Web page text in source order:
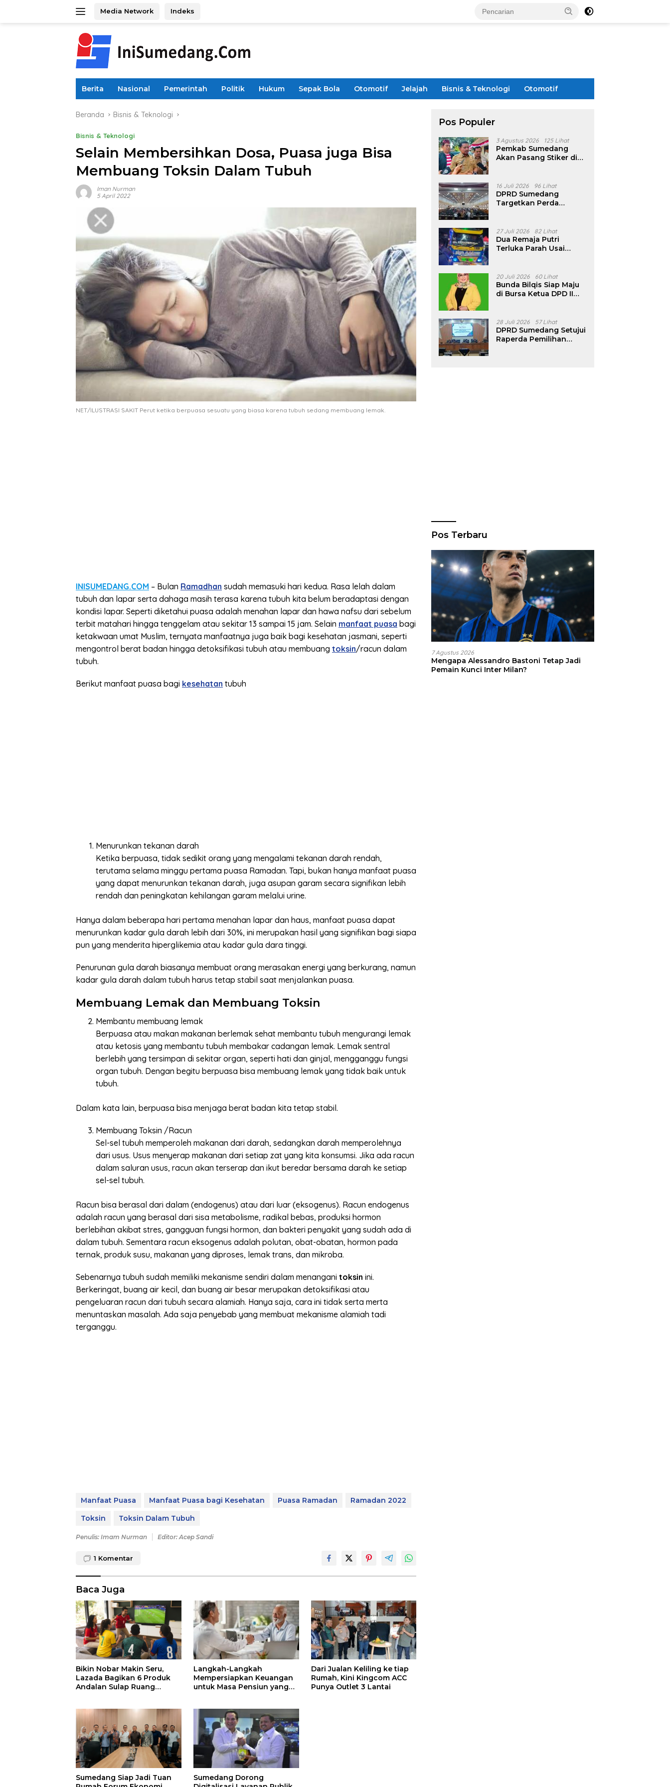
Media Network Indeks
Berita Nasional Pemerintah Politik Hukum Sepak Bola Otomotif Jelajah Bisnis & Teknologi Otomotif
Beranda Bisnis & Teknologi
Bisnis & Teknologi
Selain Membersihkan Dosa, Puasa juga Bisa
Membuang Toksin Dalam Tubuh
Iman Nurman
5 April 2022
NET/ILUSTRASI SAKIT Perut ketika berpuasa sesuatu yang biasa karena tubuh sedang membuang lemak.
INISUMEDANG.COM – Bulan Ramadhan sudah memasuki hari kedua. Rasa lelah dalam
tubuh dan lapar serta dahaga masih terasa karena tubuh kita belum beradaptasi dengan
kondisi lapar. Seperti diketahui puasa adalah menahan lapar dan hawa nafsu dari sebelum
terbit matahari hingga tenggelam atau sekitar 13 sampai 15 jam. Selain manfaat puasa bagi
ketakwaan umat Muslim, ternyata manfaatnya juga baik bagi kesehatan jasmani, seperti
mengontrol berat badan hingga detoksifikasi tubuh atau membuang toksin/racun dalam
tubuh.
Berikut manfaat puasa bagi kesehatan tubuh
Menurunkan tekanan darah
Ketika berpuasa, tidak sedikit orang yang mengalami tekanan darah rendah,
terutama selama minggu pertama puasa Ramadan. Tapi, bukan hanya manfaat puasa
yang dapat menurunkan tekanan darah, juga asupan garam secara signifikan lebih
rendah dan peningkatan kehilangan garam melalui urine.
Hanya dalam beberapa hari pertama menahan lapar dan haus, manfaat puasa dapat
menurunkan kadar gula darah lebih dari 30%, ini merupakan hasil yang signifikan bagi siapa
pun yang menderita hiperglikemia atau kadar gula dara tinggi.
Penurunan gula darah biasanya membuat orang merasakan energi yang berkurang, namun
kadar gula darah dalam tubuh harus tetap stabil saat menjalankan puasa.
Membuang Lemak dan Membuang Toksin
Membantu membuang lemak
Berpuasa atau makan makanan berlemak sehat membantu tubuh mengurangi lemak
atau ketosis yang membantu tubuh membakar cadangan lemak. Lemak sentral
berlebih yang tersimpan di sekitar organ, seperti hati dan ginjal, mengganggu fungsi
organ tubuh. Dengan begitu berpuasa bisa membuang lemak yang tidak baik untuk
tubuh.
Dalam kata lain, berpuasa bisa menjaga berat badan kita tetap stabil.
Membuang Toksin /Racun
Sel-sel tubuh memperoleh makanan dari darah, sedangkan darah memperolehnya
dari usus. Usus menyerap makanan dari setiap zat yang kita konsumsi. Jika ada racun
dalam saluran usus, racun akan terserap dan ikut beredar bersama darah ke setiap
sel-sel tubuh.
Racun bisa berasal dari dalam (endogenus) atau dari luar (eksogenus). Racun endogenus
adalah racun yang berasal dari sisa metabolisme, radikal bebas, produksi hormon
berlebihan akibat stres, gangguan fungsi hormon, dan bakteri penyakit yang sudah ada di
dalam tubuh. Sementara racun eksogenus adalah polutan, obat-obatan, hormon pada
ternak, produk susu, makanan yang diproses, lemak trans, dan mikroba.
Sebenarnya tubuh sudah memiliki mekanisme sendiri dalam menangani toksin ini.
Berkeringat, buang air kecil, dan buang air besar merupakan detoksifikasi atau
pengeluaran racun dari tubuh secara alamiah. Hanya saja, cara ini tidak serta merta
menuntaskan masalah. Ada saja penyebab yang membuat mekanisme alamiah tadi
terganggu.
Manfaat Puasa Manfaat Puasa bagi Kesehatan Puasa Ramadan
Ramadan 2022
Toksin
Toksin Dalam Tubuh
Penulis: Imam Nurman Editor: Acep Sandi
1 Komentar
Baca Juga
Bikin Nobar Makin Seru,
Lazada Bagikan 6 Produk
Andalan Sulap Ruang
Langkah-Langkah
Mempersiapkan Keuangan
untuk Masa Pensiun yang
Dari Jualan Keliling ke tiap
Rumah, Kini Kingcom ACC
Punya Outlet 3 Lantai
Sumedang Siap Jadi Tuan
Sumedang Dorong
Pos Populer
3 Agustus 2026 125 Lihat
Pemkab Sumedang
Akan Pasang Stiker di
16 Juli 2026 96 Lihat
DPRD Sumedang
Targetkan Perda
Pencalonan Diperjelas
27 Juli 2026 82 Lihat
Dua Remaja Putri
Terluka Parah Usai
Tanjungsari Sumedang
20 Juli 2026 60 Lihat
Bunda Bilqis Siap Maju
di Bursa Ketua DPD II
28 Juli 2026 57 Lihat
DPRD Sumedang Setujui
Raperda Pemilihan
Pos Terbaru
7 Agustus 2026
Mengapa Alessandro Bastoni Tetap Jadi
Pemain Kunci Inter Milan?